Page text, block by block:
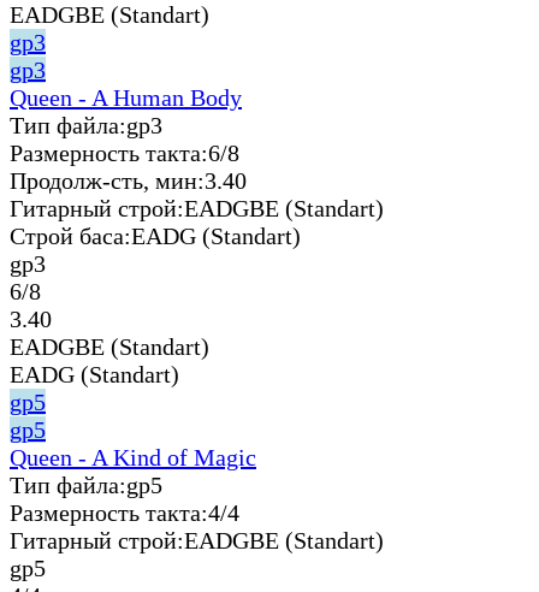
EADGBE (Standart)
gp3
gp3
Queen - A Human Body
Тип файла:gp3
Размерность такта:6/8
Продолж-сть, мин:3.40
Гитарный строй:EADGBE (Standart)
Строй баса:EADG (Standart)
gp3
6/8
3.40
EADGBE (Standart)
EADG (Standart)
gp5
gp5
Queen - A Kind of Magic
Тип файла:gp5
Размерность такта:4/4
Гитарный строй:EADGBE (Standart)
gp5